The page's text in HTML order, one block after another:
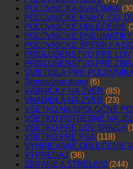
POĽOVNÍCKA SVAČINKA
POĽOVNÍCKE KNIHY, CD,
POĽOVNÍCKE OBLEČENIE
POĽOVNÍCKE PNEUMATIKY
POĽOVNÍCKE ŠPERKY A
PRÍSLUŠENSTVO PRE LOV
PRÍSLUŠENSTVO PRE
SVIETIDLÁ PRE
Termovízne drony (6)
VÁBNIČKY NA ZVER (85)
VNADIDLÁ NA ZVER (23)
VŠETKO NA SPOLOČNÉ
VŠETKO POTREBNÉ NA
VŠETKO PRE LOV SRNCA
VŠETKO PRE PSA (118)
VYHRIEVANÉ OBLEČENIE
VÝPREDAJ (36)
ZBRANE A STRELIVO (244)